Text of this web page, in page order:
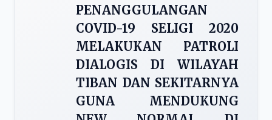
PENANGGULANGAN
COVID-19 SELIGI 2020
MELAKUKAN PATROLI
DIALOGIS DI WILAYAH
TIBAN DAN SEKITARNYA
GUNA MENDUKUNG